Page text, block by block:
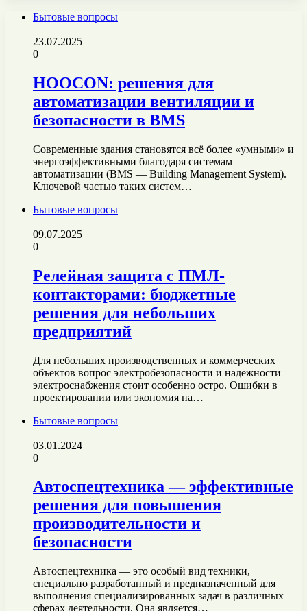
Бытовые вопросы
23.07.2025
0
HOOCON: решения для
автоматизации вентиляции и
безопасности в BMS
Современные здания становятся всё более «умными» и
энергоэффективными благодаря системам
автоматизации (BMS — Building Management System).
Ключевой частью таких систем…
Бытовые вопросы
09.07.2025
0
Релейная защита с ПМЛ-
контакторами: бюджетные
решения для небольших
предприятий
Для небольших производственных и коммерческих
объектов вопрос электробезопасности и надежности
электроснабжения стоит особенно остро. Ошибки в
проектировании или экономия на…
Бытовые вопросы
03.01.2024
0
Автоспецтехника — эффективные
решения для повышения
производительности и
безопасности
Автоспецтехника — это особый вид техники,
специально разработанный и предназначенный для
выполнения специализированных задач в различных
сферах деятельности. Она является…